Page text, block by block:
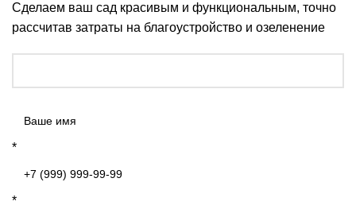
Сделаем ваш сад красивым и функциональным, точно
рассчитав затраты на благоустройство и озеленение
*
*